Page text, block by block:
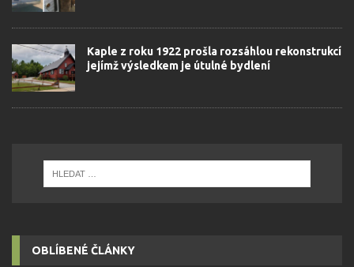
Kaple z roku 1922 prošla rozsáhlou rekonstrukcí
jejímž výsledkem je útulné bydlení
OBLÍBENÉ ČLÁNKY